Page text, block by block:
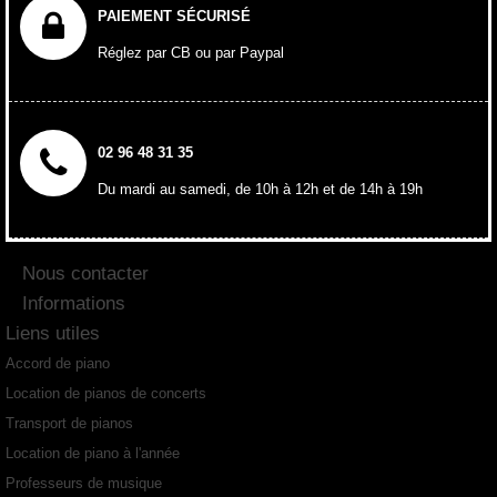
PAIEMENT SÉCURISÉ
Réglez par CB ou par Paypal
02 96 48 31 35
Du mardi au samedi, de 10h à 12h et de 14h à 19h
Nous contacter
Informations
Liens utiles
Accord de piano
Location de pianos de concerts
Transport de pianos
Location de piano à l'année
Professeurs de musique